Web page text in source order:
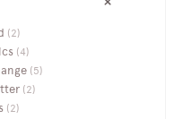
(2)
(4)
(5)
(2)
(2)